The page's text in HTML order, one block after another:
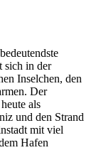
sich in der
Inselchen, den
Der
als
und den Strand
mit viel
Hafen